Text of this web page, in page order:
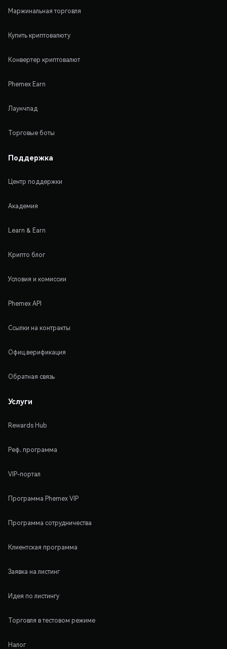
Маржинальная торговля
Купить криптовалюту
Конвертер криптовалют
Phemex Earn
Лаунчпад
Торговые боты
Поддержка
Центр поддержки
Академия
Learn & Earn
Крипто блог
Условия и комиссии
Phemex API
Ссылки на контракты
Офиц.верификация
Обратная связь
Услуги
Rewards Hub
Реф. программа
VIP-портал
Программа Phemex VIP
Программа сотрудничества
Клиентская программа
Заявка на листинг
Идея по листингу
Торговля в тестовом режиме
Налог